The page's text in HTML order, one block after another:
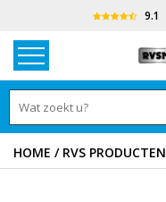
9.1
HOME / RVS PRODUCTEN